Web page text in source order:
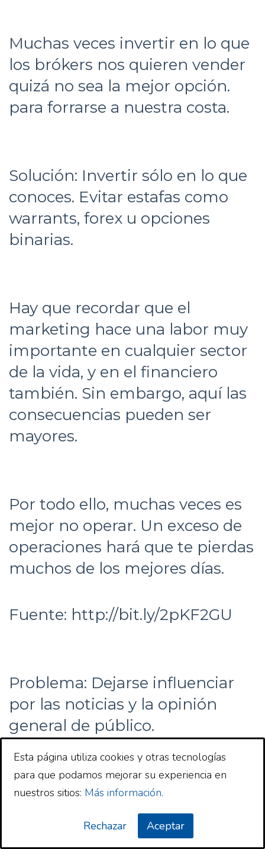
Muchas veces invertir en lo que
los brókers nos quieren vender
quizá no sea la mejor opción.
para forrarse a nuestra costa.
Solución: Invertir sólo en lo que
conoces. Evitar estafas como
warrants, forex u opciones
binarias.
Hay que recordar que el
marketing hace una labor muy
importante en cualquier sector
de la vida, y en el financiero
también. Sin embargo, aquí las
consecuencias pueden ser
mayores.
Por todo ello, muchas veces es
mejor no operar. Un exceso de
operaciones hará que te pierdas
muchos de los mejores días.
Fuente: http://bit.ly/2pKF2GU
Problema: Dejarse influenciar
por las noticias y la opinión
general de público.
No es fácil vender cuando la
bolsa no para de subir ni
comprar cuando la bolsa no
Esta página utiliza cookies y otras tecnologías
para que podamos mejorar su experiencia en
nuestros sitios: Más información.
Aceptar
Rechazar